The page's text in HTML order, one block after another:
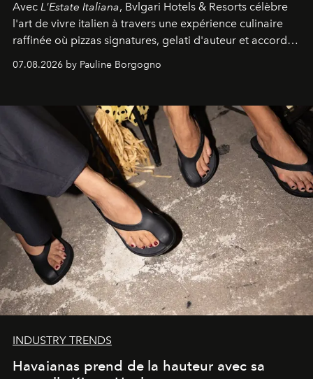
Avec L'Estate Italiana, Bvlgari Hotels & Resorts célèbre
l'art de vivre italien à travers une expérience culinaire
raffinée où pizzas signatures, gelati d'auteur et accords
d'exception composent un véritable voyage sensoriel.
07.08.2026 by Pauline Borgogno
INDUSTRY TRENDS
Havaianas prend de la hauteur avec sa